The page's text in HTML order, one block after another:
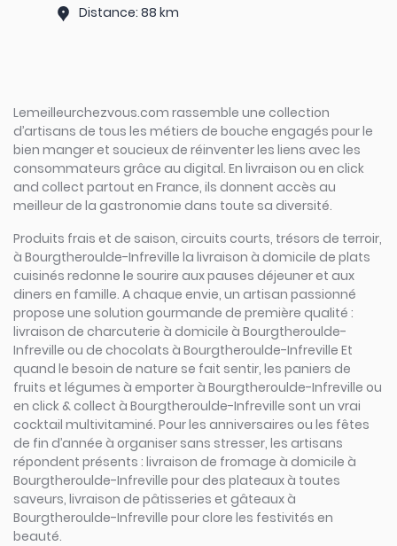
Distance: 88 km
Lemeilleurchezvous.com rassemble une collection
d’artisans de tous les métiers de bouche engagés pour le
bien manger et soucieux de réinventer les liens avec les
consommateurs grâce au digital. En livraison ou en click
and collect partout en France, ils donnent accès au
meilleur de la gastronomie dans toute sa diversité.
Produits frais et de saison, circuits courts, trésors de terroir,
à Bourgtheroulde-Infreville la livraison à domicile de plats
cuisinés redonne le sourire aux pauses déjeuner et aux
diners en famille. A chaque envie, un artisan passionné
propose une solution gourmande de première qualité :
livraison de charcuterie à domicile à Bourgtheroulde-
Infreville ou de chocolats à Bourgtheroulde-Infreville Et
quand le besoin de nature se fait sentir, les paniers de
fruits et légumes à emporter à Bourgtheroulde-Infreville ou
en click & collect à Bourgtheroulde-Infreville sont un vrai
cocktail multivitaminé. Pour les anniversaires ou les fêtes
de fin d’année à organiser sans stresser, les artisans
répondent présents : livraison de fromage à domicile à
Bourgtheroulde-Infreville pour des plateaux à toutes
saveurs, livraison de pâtisseries et gâteaux à
Bourgtheroulde-Infreville pour clore les festivités en
beauté.